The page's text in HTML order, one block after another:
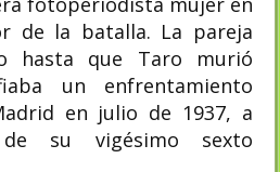
de la batalla. La pareja
hasta que Taro murió
un enfrentamiento
en julio de 1937, a
su vigésimo sexto